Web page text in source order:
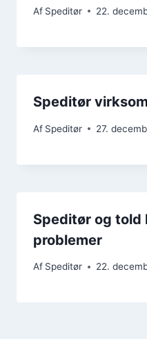
Af Speditør 22.
Speditør
Af Speditør 27.
Speditør og told
problemer
Af Speditør 22.